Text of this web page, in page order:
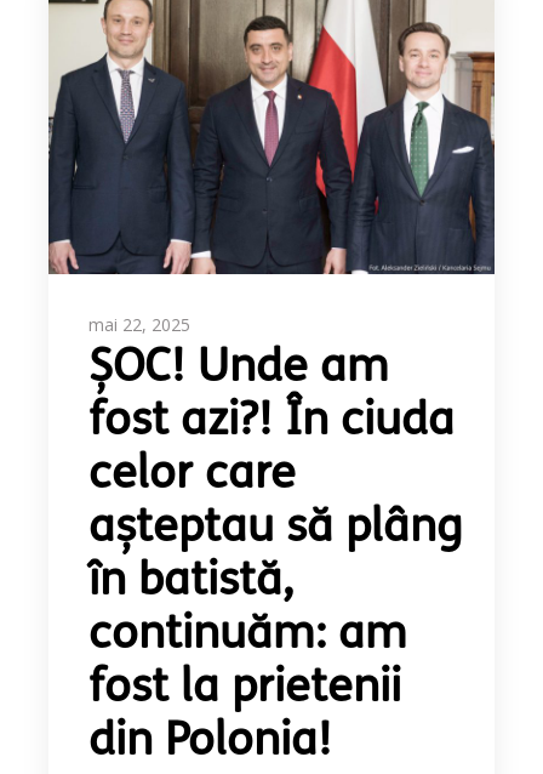
mai 22, 2025
ȘOC! Unde am
fost azi?! În ciuda
celor care
așteptau să plâng
în batistă,
continuăm: am
fost la prietenii
din Polonia!